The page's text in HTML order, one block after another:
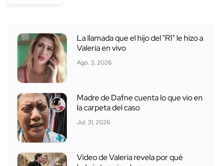
La llamada que el hijo del "R1" le hizo a
Valeria en vivo
Ago. 3, 2026
Madre de Dafne cuenta lo que vio en
la carpeta del caso
Jul. 31, 2026
Video de Valeria revela por qué